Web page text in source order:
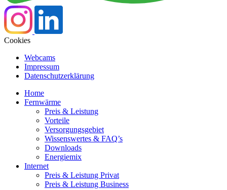
Cookies
Webcams
Impressum
Datenschutzerklärung
Home
Fernwärme
Preis & Leistung
Vorteile
Versorgungsgebiet
Wissenswertes & FAQ’s
Downloads
Energiemix
Internet
Preis & Leistung Privat
Preis & Leistung Business